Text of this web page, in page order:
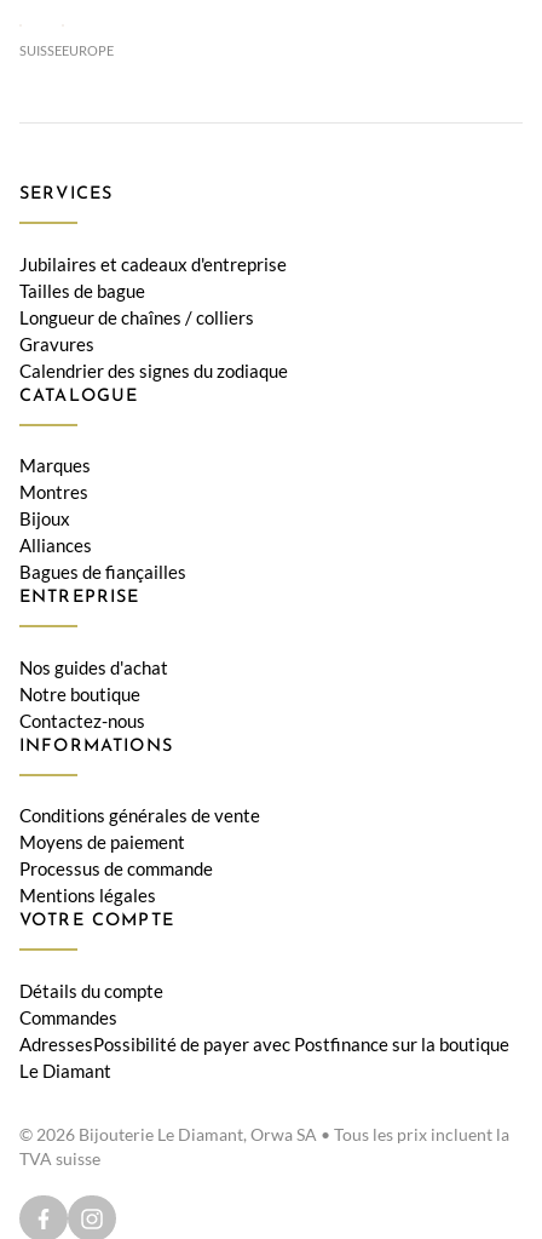
SUISSEEUROPE
SERVICES
Jubilaires et cadeaux d'entreprise
Tailles de bague
Longueur de chaînes / colliers
Gravures
Calendrier des signes du zodiaque
CATALOGUE
Marques
Montres
Bijoux
Alliances
Bagues de fiançailles
ENTREPRISE
Nos guides d'achat
Notre boutique
Contactez-nous
INFORMATIONS
Conditions générales de vente
Moyens de paiement
Processus de commande
Mentions légales
VOTRE COMPTE
Détails du compte
Commandes
AdressesPossibilité de payer avec Postfinance sur la boutique
Le Diamant
© 2026 Bijouterie Le Diamant, Orwa SA • Tous les prix incluent la
TVA suisse